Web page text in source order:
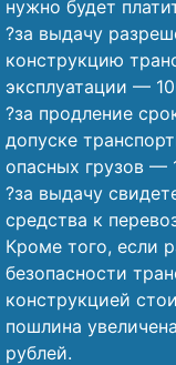
нужно будет
?за выдачу
конструкцию
эксплуатации —
?за продление
допуске
опасных грузов —
?за выдачу
средства к
Кроме того, если
безопасности
конструкцией
пошлина
рублей.